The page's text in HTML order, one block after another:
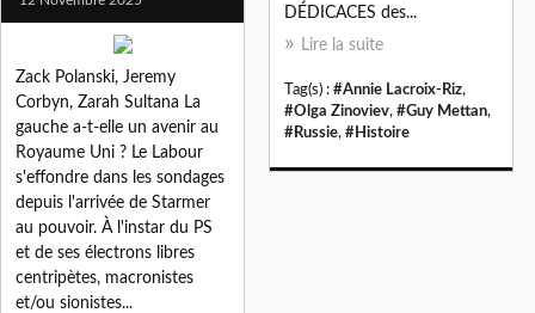
DÉDICACES des...
Lire la suite
Tag(s) : #Annie Lacroix-Riz,
#Olga Zinoviev, #Guy Mettan,
#Russie, #Histoire
Zack Polanski, Jeremy
Corbyn, Zarah Sultana La
gauche a-t-elle un avenir au
Royaume Uni ? Le Labour
s'effondre dans les sondages
depuis l'arrivée de Starmer
au pouvoir. À l'instar du PS
et de ses électrons libres
centripètes, macronistes
et/ou sionistes...